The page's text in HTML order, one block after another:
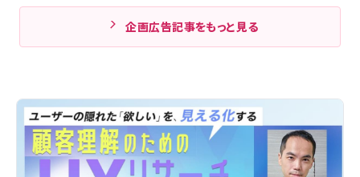
企画広告記事をもっと見る